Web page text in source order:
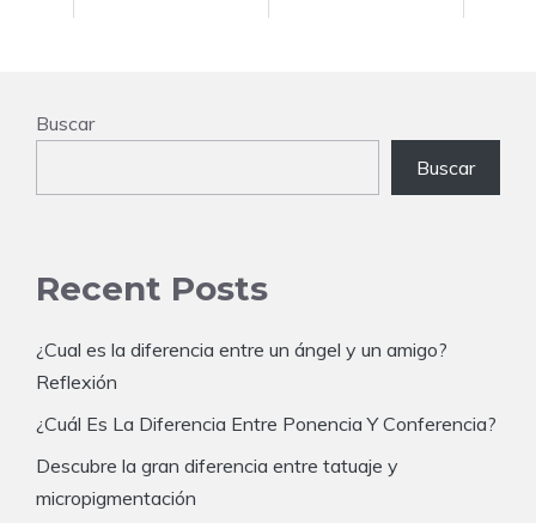
Buscar
Buscar
Recent Posts
¿Cual es la diferencia entre un ángel y un amigo?
Reflexión
¿Cuál Es La Diferencia Entre Ponencia Y Conferencia?
Descubre la gran diferencia entre tatuaje y
micropigmentación